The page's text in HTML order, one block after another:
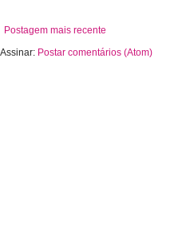
Postagem mais recente
Assinar: Postar comentários (Atom)